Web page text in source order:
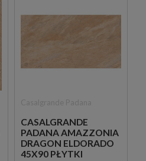
CASALGRANDE
PADANA AMAZZONIA
DRAGON ELDORADO
45X90 PŁYTKI